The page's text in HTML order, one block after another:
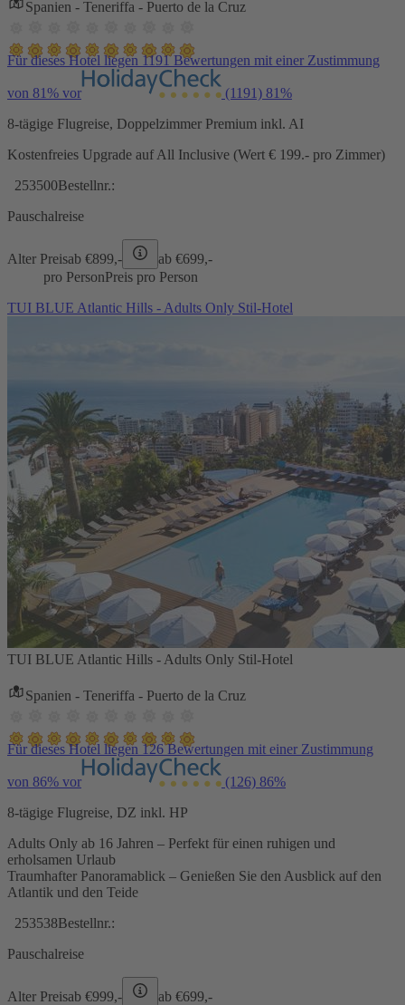
Spanien - Teneriffa - Puerto de la Cruz
Für dieses Hotel liegen 1191 Bewertungen mit einer Zustimmung
von 81% vor (1191) 81%
8-tägige Flugreise, Doppelzimmer Premium inkl. AI
Kostenfreies Upgrade auf All Inclusive (Wert € 199.- pro Zimmer)
253500Bestellnr.:
Pauschalreise
Alter Preisab €899,- ab €699,-
pro PersonPreis pro Person
TUI BLUE Atlantic Hills - Adults Only Stil-Hotel
TUI BLUE Atlantic Hills - Adults Only Stil-Hotel
Spanien - Teneriffa - Puerto de la Cruz
Für dieses Hotel liegen 126 Bewertungen mit einer Zustimmung
von 86% vor (126) 86%
8-tägige Flugreise, DZ inkl. HP
Adults Only ab 16 Jahren – Perfekt für einen ruhigen und
erholsamen Urlaub
Traumhafter Panoramablick – Genießen Sie den Ausblick auf den
Atlantik und den Teide
253538Bestellnr.:
Pauschalreise
Alter Preisab €999,- ab €699,-